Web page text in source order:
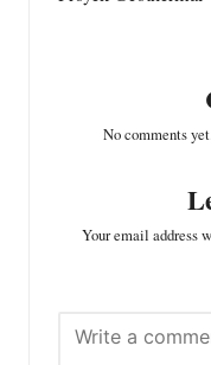
No comments
Your email address